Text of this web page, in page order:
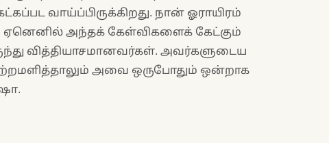
வாய்ப்பிருக்கிறது. நான் ஓராயிரம்
ஏனெனில் அந்தக் கேள்விகளைக் கேட்கும்
வித்தியாசமானவர்கள். அவர்களுடைய
அவை ஒருபோதும் ஒன்றாக